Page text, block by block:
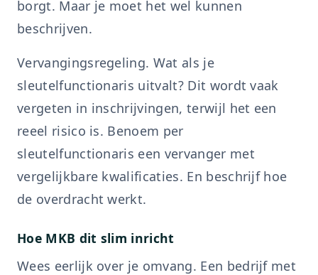
borgt. Maar je moet het wel kunnen
beschrijven.
Vervangingsregeling. Wat als je
sleutelfunctionaris uitvalt? Dit wordt vaak
vergeten in inschrijvingen, terwijl het een
reeel risico is. Benoem per
sleutelfunctionaris een vervanger met
vergelijkbare kwalificaties. En beschrijf hoe
de overdracht werkt.
Hoe MKB dit slim inricht
Wees eerlijk over je omvang. Een bedrijf met